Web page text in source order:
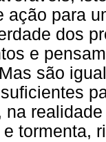
ação para
dos
e
são
na
tormenta,